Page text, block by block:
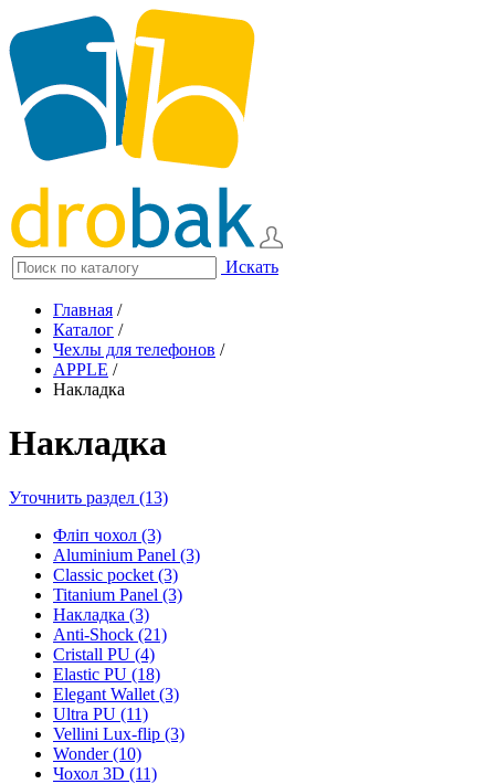
Искать
Главная /
Каталог /
Чехлы для телефонов /
APPLE /
Накладка
Накладка
Уточнить раздел (13)
Фліп чохол (3)
Aluminium Panel (3)
Classic pocket (3)
Titanium Panel (3)
Накладка (3)
Anti-Shock (21)
Cristall PU (4)
Elastic PU (18)
Elegant Wallet (3)
Ultra PU (11)
Vellini Lux-flip (3)
Wonder (10)
Чохол 3D (11)